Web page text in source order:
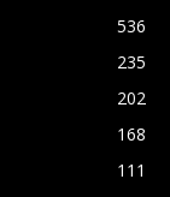
536
235
202
168
111